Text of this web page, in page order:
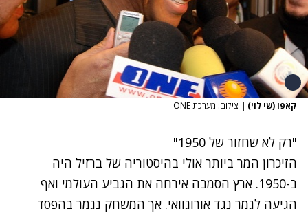
קאפו (שי לוי) | צילום: מערכת ONE
"רק לא שחזור של 1950"
הזיכרון המר ביותר אולי בהיסטוריה של ברזיל היה
ב-1950. ארץ הסמבה אירחה את הגביע העולמי ואף
הגיעה לגמר נגד אורוגוואי. אך המשחק נגמר בהפסד